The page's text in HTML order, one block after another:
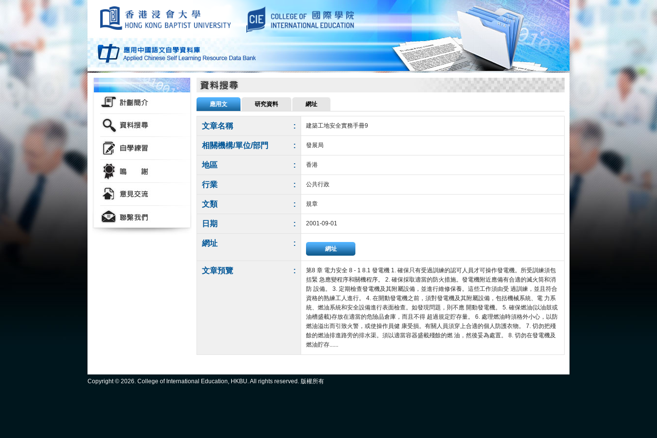
應用文 研究資料 網址
文章名稱 : 建築工地安全實務手冊9
相關機構/單位/部門 : 發展局
地區 : 香港
行業 : 公共行政
文類 : 規章
日期 : 2001-09-01
網址 :
網址
文章預覽 :
第8 章 電力安全 8 - 1 8.1 發電機 1. 確保只有受過訓練的認可人員才可操作發電機。所受訓練須包
括緊 急應變程序和關機程序。 2. 確保採取適當的防火措施。發電機附近應備有合適的滅火筒和消
防 設備。 3. 定期檢查發電機及其附屬設備，並進行維修保養。這些工作須由受 過訓練，並且符合
資格的熟練工人進行。 4. 在開動發電機之前，須對發電機及其附屬設備，包括機械系統、電 力系
統、燃油系統和安全設備進行表面檢查。如發現問題，則不應 開動發電機。 5. 確保燃油(以油鼓或
油槽盛載)存放在適當的危險品倉庫，而且不得 超過規定貯存量。 6. 處理燃油時須格外小心，以防
燃油溢出而引致火警，或使操作員健 康受損。有關人員須穿上合適的個人防護衣物。 7. 切勿把殘
餘的燃油排進路旁的排水渠。須以適當容器盛載殘餘的燃 油，然後妥為處置。 8. 切勿在發電機及
燃油貯存......
Copyright © 2026. College of International Education, HKBU. All rights reserved. 版權所有